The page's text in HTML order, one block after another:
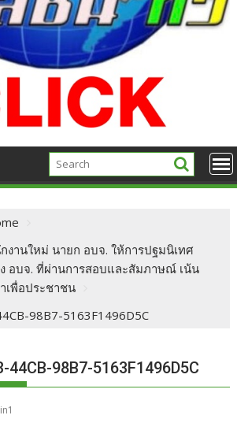
านใหม่ นายก อบจ. ให้การปฐมนิเทศ
อบจ. ที่ผ่านการสอบและสัมภาษณ์ เน้น
เพื่อประชาชน
98B7-5163F1496D5C
44CB-98B7-5163F1496D5C